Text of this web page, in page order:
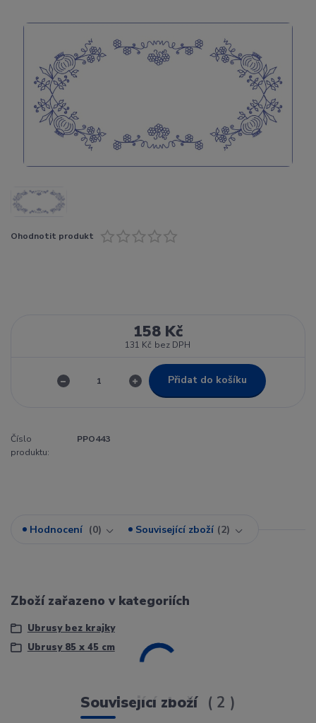
Ohodnotit produkt
158 Kč
131 Kč bez DPH
Přidat do košíku
Číslo
produktu:
PPO443
Hodnocení 0 Související zboží 2
Zboží zařazeno v kategoriích
Ubrusy bez krajky
Ubrusy 85 x 45 cm
Související zboží 2